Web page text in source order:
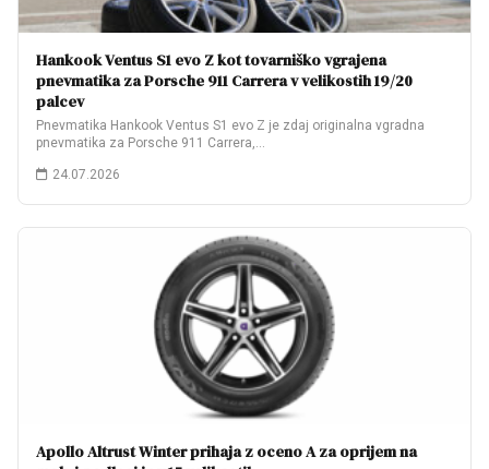
Hankook Ventus S1 evo Z kot tovarniško vgrajena
pnevmatika za Porsche 911 Carrera v velikostih 19/20
palcev
Pnevmatika Hankook Ventus S1 evo Z je zdaj originalna vgradna
pnevmatika za Porsche 911 Carrera,…
24.07.2026
Apollo Altrust Winter prihaja z oceno A za oprijem na